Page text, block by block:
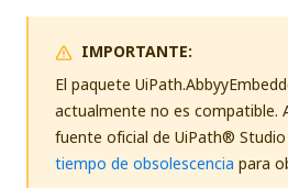
IMPORTANTE:
El paquete
actualmente no es compatible.
fuente oficial de UiPath®
tiempo de obsolescencia para